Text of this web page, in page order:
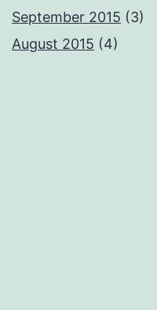
September 2015 (3)
August 2015 (4)